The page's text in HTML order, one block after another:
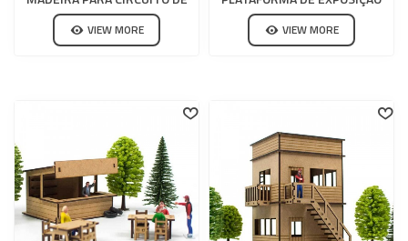
SLOTS
VIEW MORE
DE MADEIRA
VIEW MORE